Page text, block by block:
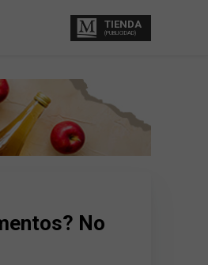
TIENDA
(PUBLICIDAD)
No